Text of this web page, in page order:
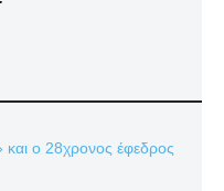
ο 28χρονος έφεδρος